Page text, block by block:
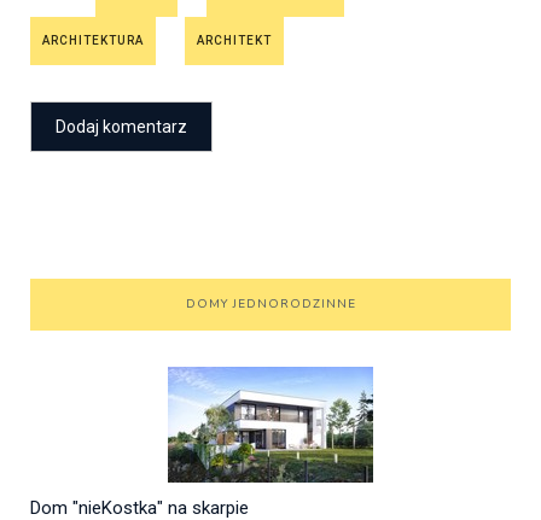
ARCHITEKTURA ARCHITEKT
DOMY JEDNORODZINNE
Dom "nieKostka" na skarpie